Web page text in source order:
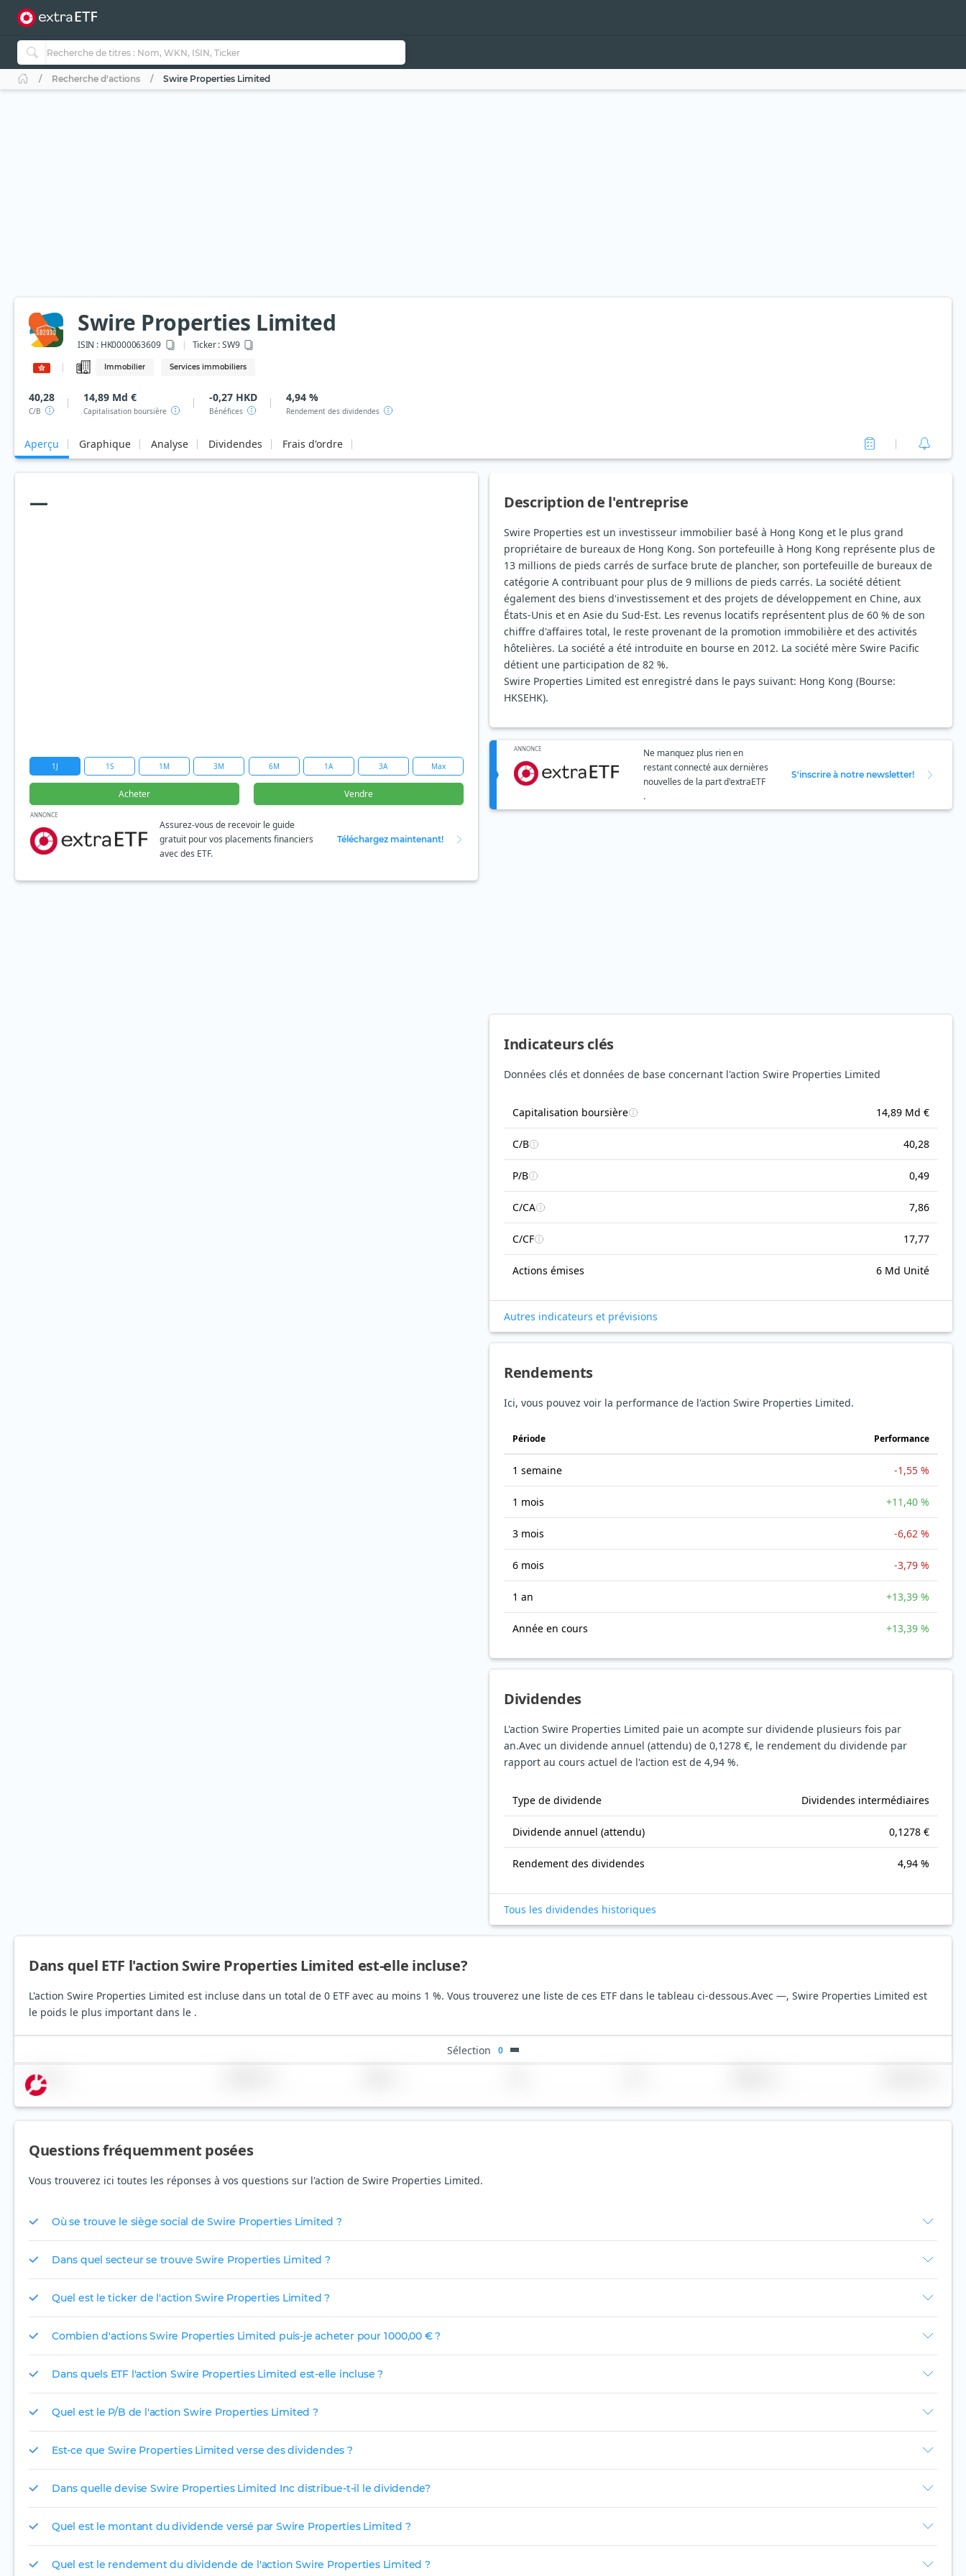
Recherche d'actions Swire Properties Limited
Swire Properties Limited
ISIN :HK0000063609 Ticker :SW9
Immobilier Services immobiliers
40,28
C/B
14,89 Md €
Capitalisation boursière
-0,27 HKD
Bénéfices
4,94 %
Rendement des dividendes
Aperçu Graphique Analyse Dividendes Frais d'ordre
—
1J 1S 1M 3M 6M 1A 3A Max
Acheter Vendre
ANNONCE
Assurez-vous de recevoir le guide
gratuit pour vos placements financiers
avec des ETF.
Téléchargez maintenant!
Description de l'entreprise
Swire Properties est un investisseur immobilier basé à Hong Kong et le plus grand
propriétaire de bureaux de Hong Kong. Son portefeuille à Hong Kong représente plus de
13 millions de pieds carrés de surface brute de plancher, son portefeuille de bureaux de
catégorie A contribuant pour plus de 9 millions de pieds carrés. La société détient
également des biens d'investissement et des projets de développement en Chine, aux
États-Unis et en Asie du Sud-Est. Les revenus locatifs représentent plus de 60 % de son
chiffre d'affaires total, le reste provenant de la promotion immobilière et des activités
hôtelières. La société a été introduite en bourse en 2012. La société mère Swire Pacific
détient une participation de 82 %.
Swire Properties Limited est enregistré dans le pays suivant: Hong Kong (Bourse:
HKSEHK).
ANNONCE
Ne manquez plus rien en
restant connecté aux dernières
nouvelles de la part d'extraETF
.
S'inscrire à notre newsletter!
Indicateurs clés
Données clés et données de base concernant l'action Swire Properties Limited
Capitalisation boursière 14,89 Md €
C/B 40,28
P/B 0,49
C/CA 7,86
C/CF 17,77
Actions émises 6 Md Unité
Autres indicateurs et prévisions
Rendements
Ici, vous pouvez voir la performance de l'action Swire Properties Limited.
Période Performance
1 semaine -1,55 %
1 mois +11,40 %
3 mois -6,62 %
6 mois -3,79 %
1 an +13,39 %
Année en cours +13,39 %
Dividendes
L'action Swire Properties Limited paie un acompte sur dividende plusieurs fois par
an.Avec un dividende annuel (attendu) de 0,1278 €, le rendement du dividende par
rapport au cours actuel de l'action est de 4,94 %.
Type de dividende Dividendes intermédiaires
Dividende annuel (attendu) 0,1278 €
Rendement des dividendes 4,94 %
Tous les dividendes historiques
Dans quel ETF l'action Swire Properties Limited est-elle incluse?
L'action Swire Properties Limited est incluse dans un total de 0 ETF avec au moins 1 %. Vous trouverez une liste de ces ETF dans le tableau ci-dessous.Avec —, Swire Properties Limited est
le poids le plus important dans le .
Sélection 0
Nom
Questions fréquemment posées
Vous trouverez ici toutes les réponses à vos questions sur l'action de Swire Properties Limited.
Où se trouve le siège social de Swire Properties Limited ?
Dans quel secteur se trouve Swire Properties Limited ?
Quel est le ticker de l'action Swire Properties Limited ?
Combien d'actions Swire Properties Limited puis-je acheter pour 1 000,00 € ?
Dans quels ETF l'action Swire Properties Limited est-elle incluse ?
Quel est le P/B de l'action Swire Properties Limited ?
Est-ce que Swire Properties Limited verse des dividendes ?
Dans quelle devise Swire Properties Limited Inc distribue-t-il le dividende?
Quel est le montant du dividende versé par Swire Properties Limited ?
Quel est le rendement du dividende de l'action Swire Properties Limited ?